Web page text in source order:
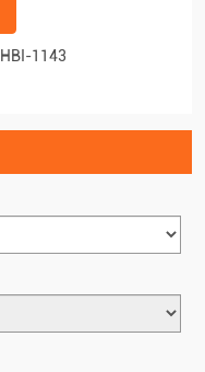
HBI-1143